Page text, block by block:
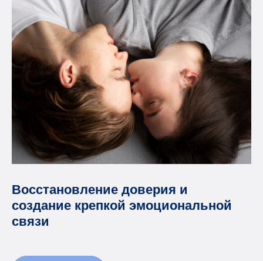
Восстановление доверия и
создание крепкой эмоциональной
связи